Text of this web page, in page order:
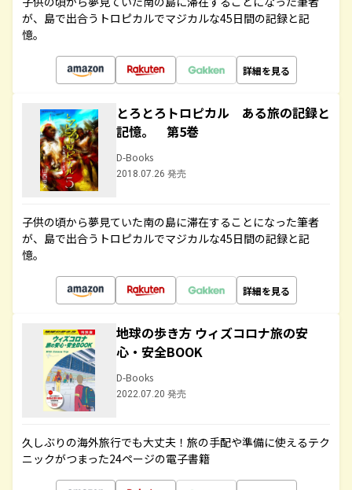
が、島で出合うトロピカルでマジカルな45日間の記録と記
憶。
詳細を見る
とろとろトロピカル ある旅の記録と
記憶。 第5巻
D-Books
2018.07.26 発売
子供の頃から夢見ていた南の島に滞在することになった筆者
が、島で出合うトロピカルでマジカルな45日間の記録と記
憶。
詳細を見る
地球の歩き方 ウィズコロナ旅の安
心・安全BOOK
D-Books
2022.07.20 発売
久しぶりの海外旅行でも大丈夫！旅の手配や準備に使えるテク
ニックがつまった24ページの電子書籍